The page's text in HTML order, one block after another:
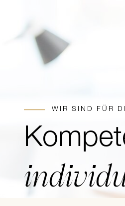
WIR SIND FÜR